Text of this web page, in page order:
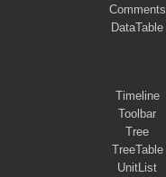
Comments
DataTable
Timeline
Toolbar
Tree
TreeTable
UnitList